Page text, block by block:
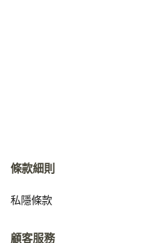
條款細則
私隱條款
顧客服務